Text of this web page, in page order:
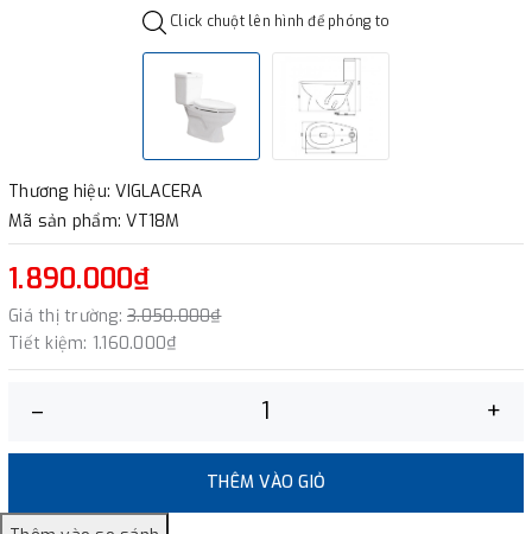
Click chuột lên hình để phóng to
Thương hiệu: VIGLACERA
Mã sản phẩm: VT18M
1.890.000₫
Giá thị trường: 3.050.000₫
Tiết kiệm: 1.160.000₫
– +
THÊM VÀO GIỎ